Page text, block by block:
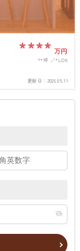
**** 万円
**坪 *LDK
更新日： 2026.05.11